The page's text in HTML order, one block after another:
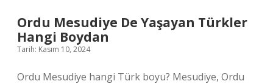
Ordu Mesudiye De Yaşayan Türkler
Hangi Boydan
Tarih: Kasım 10, 2024
Ordu Mesudiye hangi Türk boyu? Mesudiye, Ordu